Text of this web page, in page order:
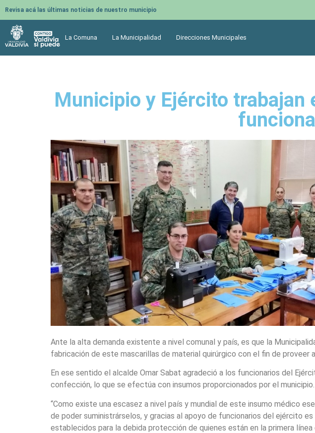
Revisa acá las últimas noticias de nuestro municipio
La Comuna La Municipalidad Direcciones Municipales
Municipio y Ejército
Ante la alta demanda existente a nivel comunal y país, es que la
fabricación de este mascarillas de material quirúrgico con el fin de
En ese sentido el alcalde Omar Sabat agradeció a los funcionarios del
confección, lo que se efectúa con insumos proporcionados por el municipio.
“Como existe una escasez a nivel país y mundial de este insumo médico
de poder suministrárselos, y gracias al apoyo de funcionarios del ejército
establecidos para la debida protección de quienes están en la primera línea